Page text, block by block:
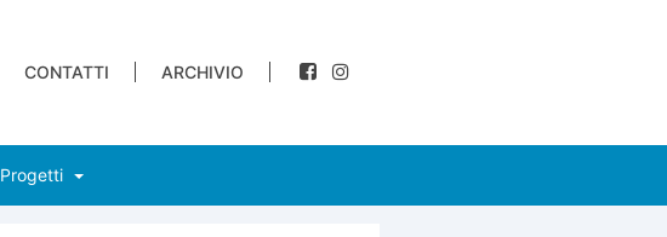
CONTATTI ARCHIVIO
Progetti